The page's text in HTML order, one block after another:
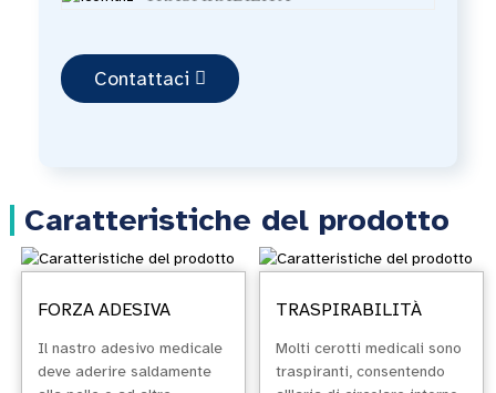
Contattaci
Caratteristiche del prodotto
FORZA ADESIVA
Il nastro adesivo medicale
deve aderire saldamente
TRASPIRABILITÀ
Molti cerotti medicali sono
traspiranti, consentendo